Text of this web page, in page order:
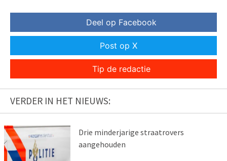
Deel op Facebook
Post op X
Tip de redactie
VERDER IN HET NIEUWS:
Drie minderjarige straatrovers
aangehouden